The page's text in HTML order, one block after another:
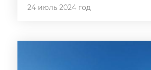
24 июль 2024 год